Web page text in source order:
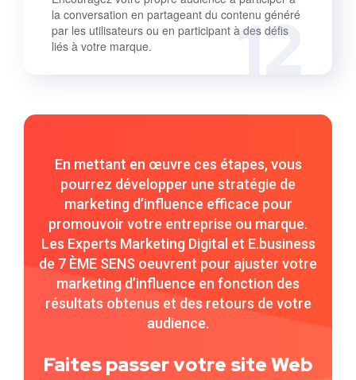
12
la conversation en partageant du contenu généré
par les utilisateurs ou en participant à des défis
liés à votre marque.
En mettant en œuvre ces étapes, vous
pourrez développer une stratégie de
marketing d’influence efficace pour
promouvoir votre entreprise ou marque.
Les Experts Marketing Digital et E.business
de 7 ÈME SENS oeuvrent pour ajuster votre
marketing d’influence en fonction des
résultats obtenus et des retours de votre
audience.
Faites passer votre site Web